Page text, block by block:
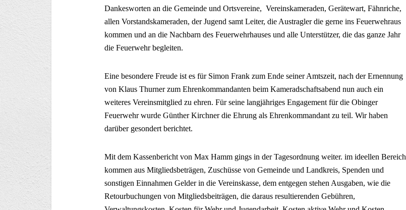
Dankesworten an die Gemeinde und Ortsvereine, Vereinskameraden, Gerätewart, Fähnriche,
allen Vorstandskameraden, der Jugend samt Leiter, die Austragler die gerne ins Feuerwehraus
kommen und an die Nachbarn des Feuerwehrhauses und alle Unterstützer, die das ganze Jahr
die Feuerwehr begleiten.
Eine besondere Freude ist es für Simon Frank zum Ende seiner Amtszeit, nach der Ernennung
von Klaus Thurner zum Ehrenkommandanten beim Kameradschaftsabend nun auch ein
weiteres Vereinsmitglied zu ehren. Für seine langjähriges Engagement für die Obinger
Feuerwehr wurde Günther Kirchner die Ehrung als Ehrenkommandant zu teil. Wir haben
darüber gesondert berichtet.
Mit dem Kassenbericht von Max Hamm gings in der Tagesordnung weiter. im ideellen Bereich
kommen aus Mitgliedsbeträgen, Zuschüsse von Gemeinde und Landkreis, Spenden und
sonstigen Einnahmen Gelder in die Vereinskasse, dem entgegen stehen Ausgaben, wie die
Retourbuchungen von Mitgliedsbeiträgen, die daraus resultierenden Gebühren,